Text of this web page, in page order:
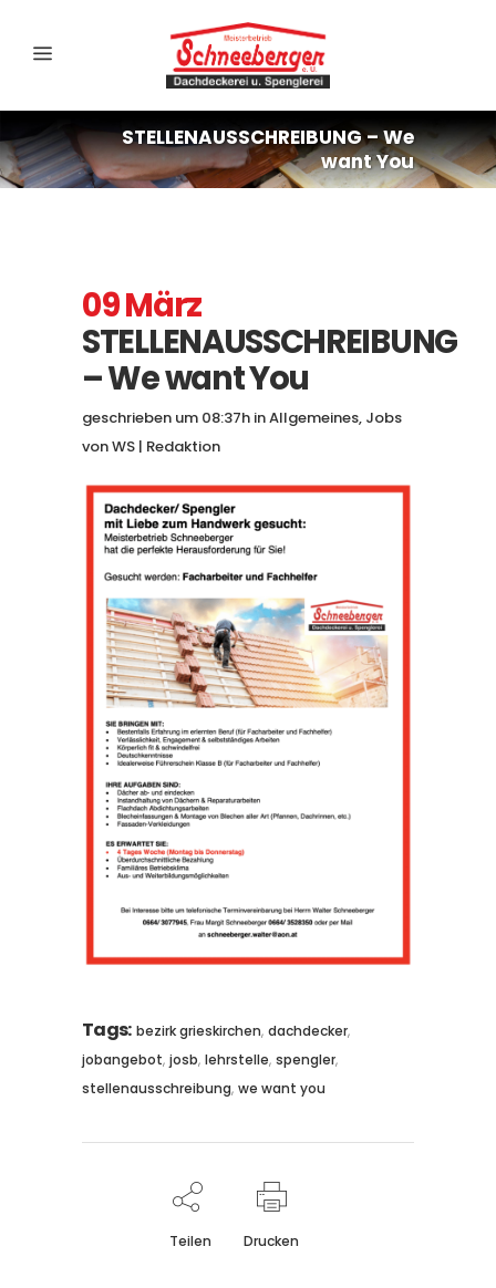
STELLENAUSSCHREIBUNG – We
want You
09 März
STELLENAUSSCHREIBUNG
– We want You
geschrieben um 08:37h inAllgemeines, Jobs
vonWS | Redaktion
Tags: bezirk grieskirchen, dachdecker,
jobangebot, josb, lehrstelle, spengler,
stellenausschreibung, we want you
Teilen Drucken